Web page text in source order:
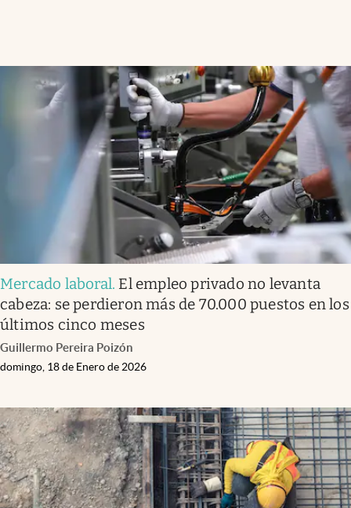
Mercado laboral. El empleo privado no levanta
cabeza: se perdieron más de 70.000 puestos en los
últimos cinco meses
Guillermo Pereira Poizón
domingo, 18 de Enero de 2026